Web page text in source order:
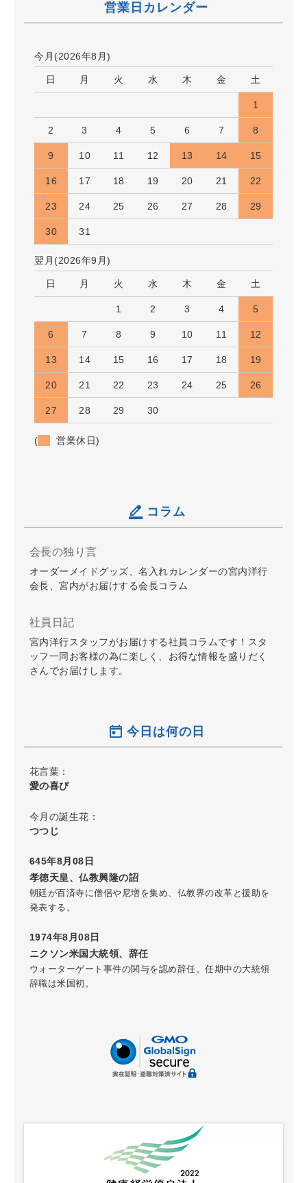
営業日カレンダー
今月(2026年8月)
日 月 火 水 木 金 土
1
2 3 4 5 6 7 8
9 10 11 12 13 14 15
16 17 18 19 20 21 22
23 24 25 26 27 28 29
30 31
翌月(2026年9月)
日 月 火 水 木 金 土
1 2 3 4 5
6 7 8 9 10 11 12
13 14 15 16 17 18 19
20 21 22 23 24 25 26
27 28 29 30
( 営業休日)
コラム
会長の独り言
オーダーメイドグッズ、名入れカレンダーの宮内洋行
会長、宮内がお届けする会長コラム
社員日記
宮内洋行スタッフがお届けする社員コラムです！スタ
ッフ一同お客様の為に楽しく、お得な情報を盛りだく
さんでお届けします。
今日は何の日
花言葉：
愛の喜び
今月の誕生花：
つつじ
645年8月08日
孝徳天皇、仏教興隆の詔
朝廷が百済寺に僧侶や尼増を集め、仏教界の改革と援助を
発表する。
1974年8月08日
ニクソン米国大統領、辞任
ウォーターゲート事件の関与を認め辞任。任期中の大統領
辞職は米国初。